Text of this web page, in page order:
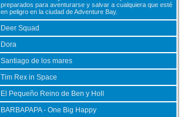
preparados para aventurarse y salvar a cualquiera que esté
en peligro en la ciudad de Adventure Bay.
Deer Squad
Dora
Santiago de los mares
Tim Rex in Space
El Pequeño Reino de Ben y Holl
BARBAPAPA - One Big Happy